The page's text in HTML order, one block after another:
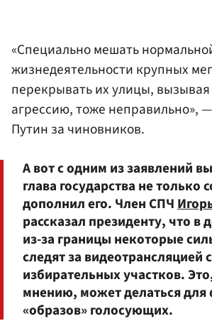
«Специально мешать
жизнедеятельности крупных
перекрывать их улицы,
агрессию, тоже неправильно»,
Путин за чиновников.
А вот с одним из заявлений
глава государства не только
дополнил его. Член СПЧ
рассказал президенту, что в
из-за границы некоторые
следят за видеотрансляцией
избирательных участков.
мнению, может делаться для
«образов» голосующих.